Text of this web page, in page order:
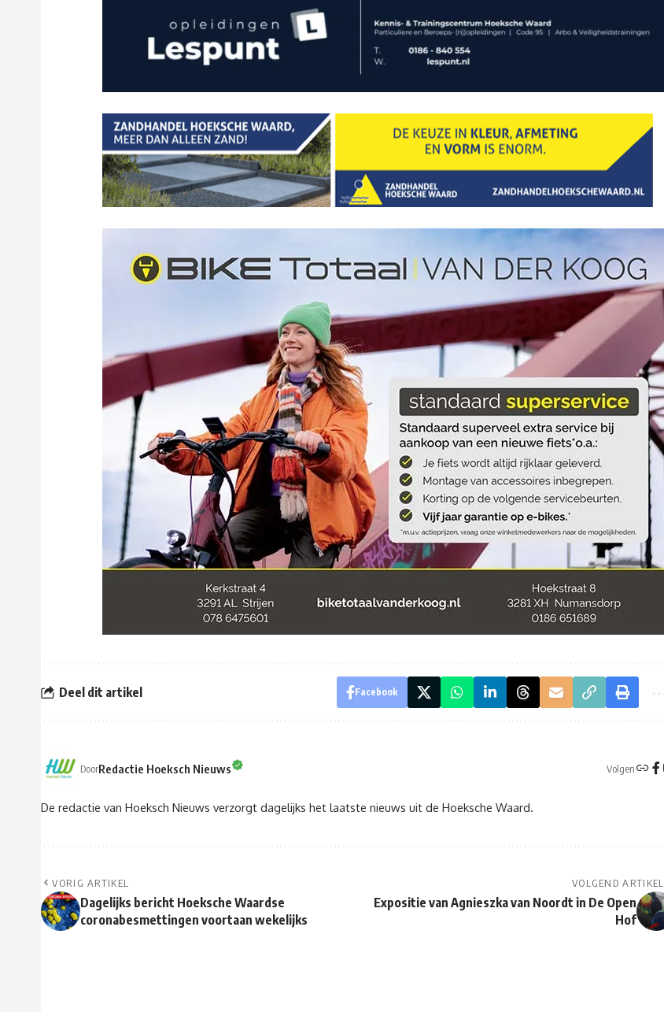
Deel dit artikel Facebook
DoorRedactie Hoeksch Nieuws Volgen
De redactie van Hoeksch Nieuws verzorgt dagelijks het laatste nieuws uit de Hoeksche Waard.
VORIG ARTIKEL
Dagelijks bericht Hoeksche Waardse
coronabesmettingen voortaan wekelijks
VOLGEND ARTIKEL
Expositie van Agnieszka van Noordt in De Open
Hof